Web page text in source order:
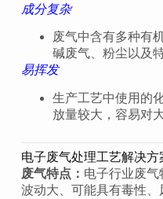
成分复杂
废气中含有多种有
碱废气、粉尘以及
易挥发
生产工艺中使用的
放量较大，容易对
电子废气处理工艺解决方
废气特点： 电子行业废
波动大、可能具有毒性